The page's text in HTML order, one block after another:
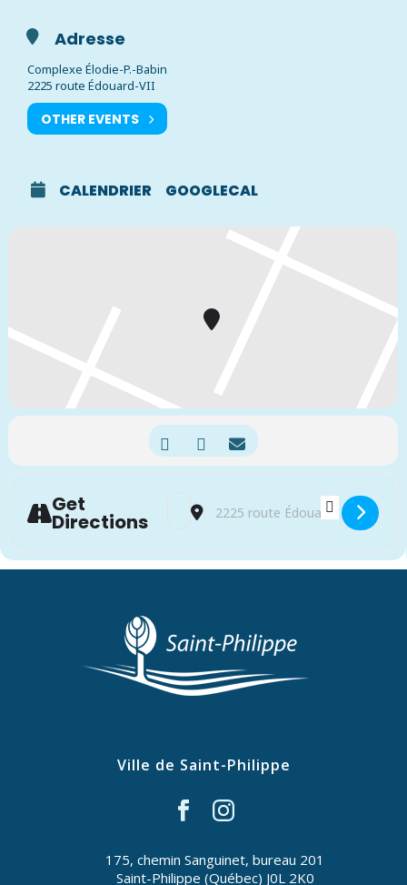
serviette pour les exercices au sol.
Adresse
Complexe Élodie-P.-Babin
2225 route Édouard-VII
OTHER EVENTS
CALENDRIER GOOGLECAL
Get
Directions
Address - FORMATION | prêts à rester
Destination Address -
Ville de Saint-Philippe
175, chemin Sanguinet, bureau 201
Saint-Philippe (Québec) J0L 2K0